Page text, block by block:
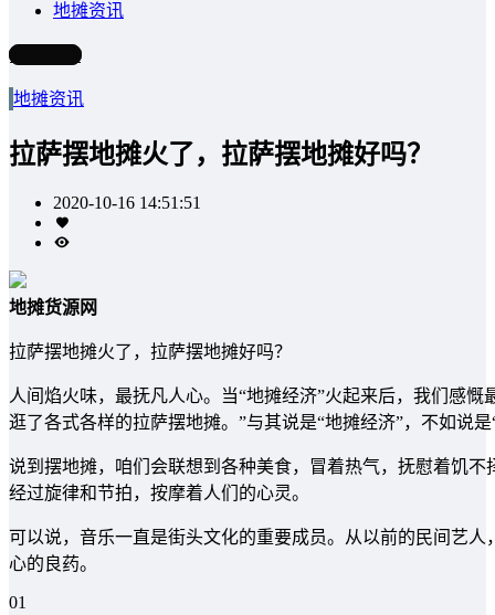
地摊资讯
写文章
地摊资讯
拉萨摆地摊火了，拉萨摆地摊好吗？
2020-10-16 14:51:51
地摊货源网
拉萨摆地摊火了，拉萨摆地摊好吗？
人间焰火味，最抚凡人心。当“地摊经济”火起来后，我们感
逛了各式各样的拉萨摆地摊。”与其说是“地摊经济”，不如说
说到摆地摊，咱们会联想到各种美食，冒着热气，抚慰着饥
经过旋律和节拍，按摩着人们的心灵。
可以说，音乐一直是街头文化的重要成员。从以前的民间艺
心的良药。
01